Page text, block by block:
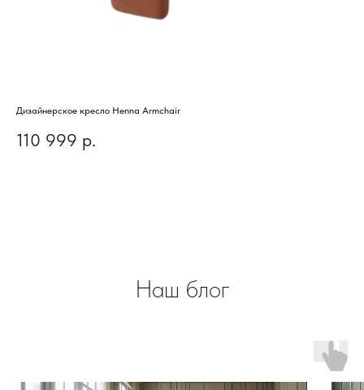
Дизайнерское кресло Henna Armchair
110 999 р.
Наш блог